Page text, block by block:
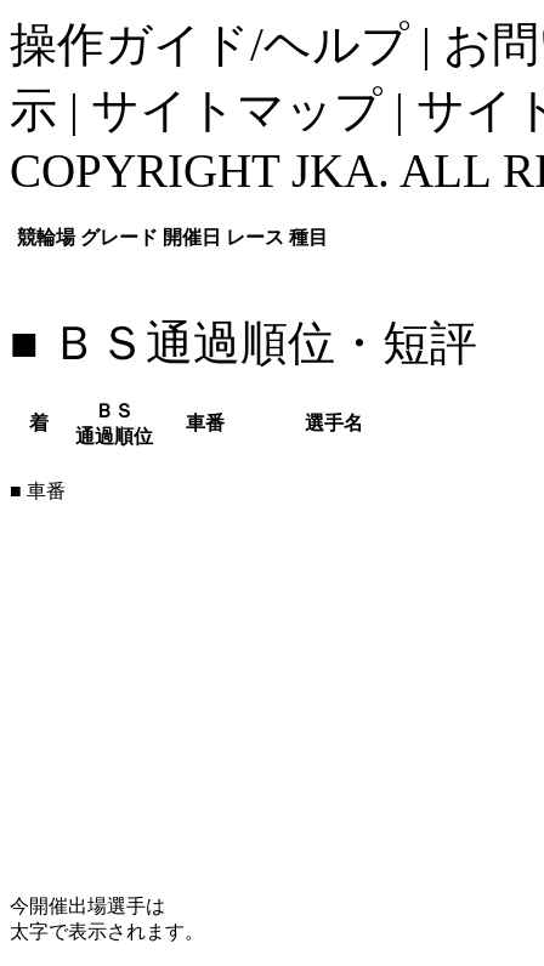
操作ガイド/ヘルプ | お
示 | サイトマップ | サイ
COPYRIGHT JKA. ALL
競輪場 グレード 開催日 レース 種目
■ ＢＳ通過順位・短評
着
ＢＳ
通過順位
車番 選手名
■ 車番
今開催出場選手は
太字で表示されます。